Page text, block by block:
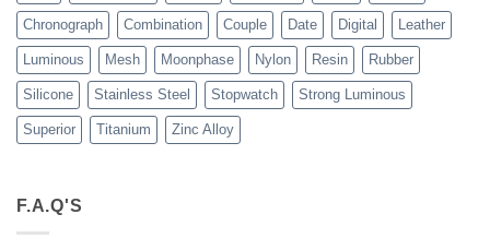
Chronograph Combination Couple Date Digital Leather
Luminous Mesh Moonphase Nylon Resin Rubber
Silicone Stainless Steel Stopwatch Strong Luminous
Superior Titanium Zinc Alloy
F.A.Q'S